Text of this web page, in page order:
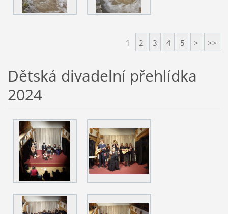
1 2 3 4 5 > >>
Dětská divadelní přehlídka
2024